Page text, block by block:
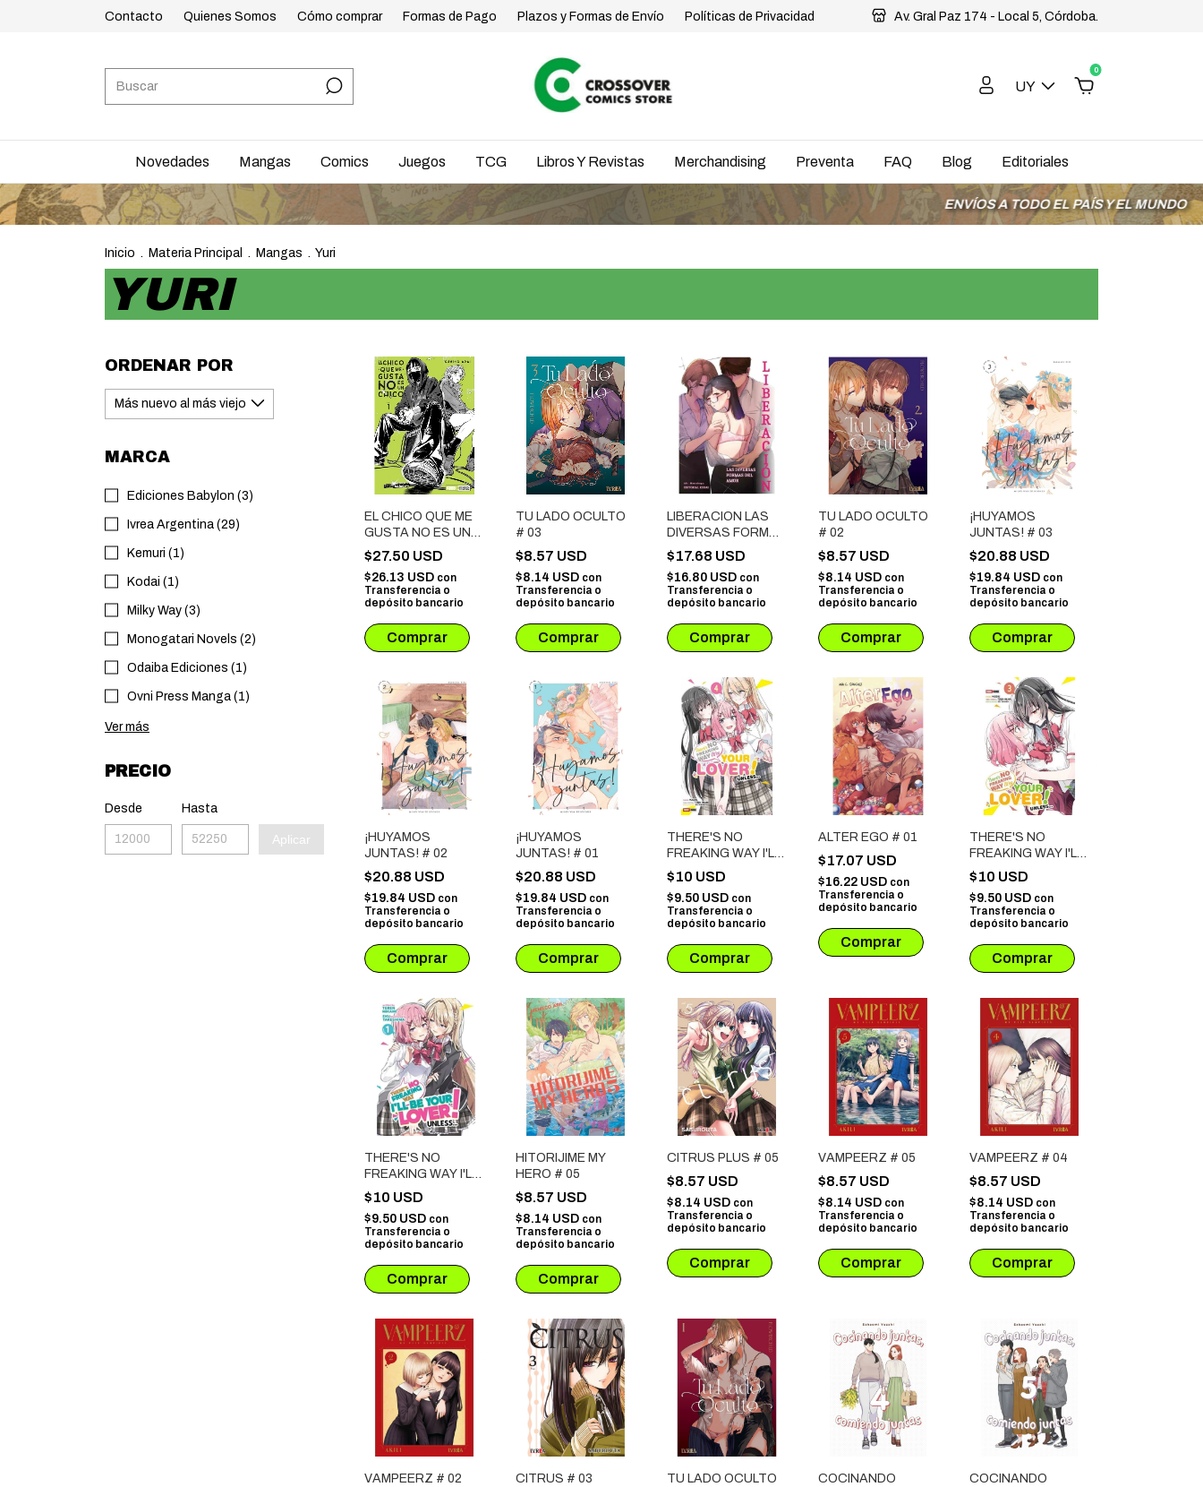
Contacto Quienes Somos Cómo comprar Formas de Pago Plazos y Formas de Envío Políticas de Privacidad Av. Gral Paz 174 - Local 5, Córdoba.
UY
0
Novedades Mangas Comics Juegos TCG Libros Y Revistas Merchandising Preventa FAQ Blog Editoriales
ENVÍOS A TODO EL PAÍS Y EL MUNDO 3 CUOTAS SIN
Inicio . Materia Principal . Mangas . Yuri
YURI
ORDENAR POR
MARCA
Ediciones Babylon (3)
Ivrea Argentina (29)
Kemuri (1)
Kodai (1)
Milky Way (3)
Monogatari Novels (2)
Odaiba Ediciones (1)
Ovni Press Manga (1)
Ver más
PRECIO
Desde Hasta
Aplicar
EL CHICO QUE ME
GUSTA NO ES UN
CHICO # 01
$27.50 USD
$26.13 USD con
Transferencia o
depósito bancario
TU LADO OCULTO
# 03
$8.57 USD
$8.14 USD con
Transferencia o
depósito bancario
LIBERACION LAS
DIVERSAS FORMAS
DEL AMOR
$17.68 USD
$16.80 USD con
Transferencia o
depósito bancario
TU LADO OCULTO
# 02
$8.57 USD
$8.14 USD con
Transferencia o
depósito bancario
¡HUYAMOS
JUNTAS! # 03
$20.88 USD
$19.84 USD con
Transferencia o
depósito bancario
¡HUYAMOS
JUNTAS! # 02
$20.88 USD
$19.84 USD con
Transferencia o
depósito bancario
¡HUYAMOS
JUNTAS! # 01
$20.88 USD
$19.84 USD con
Transferencia o
depósito bancario
THERE'S NO
FREAKING WAY I'LL
BE YOUR LOVER!
UNLESS # 04
$10 USD
$9.50 USD con
Transferencia o
depósito bancario
ALTER EGO # 01
$17.07 USD
$16.22 USD con
Transferencia o
depósito bancario
THERE'S NO
FREAKING WAY I'LL
BE YOUR LOVER!
UNLESS # 03
$10 USD
$9.50 USD con
Transferencia o
depósito bancario
THERE'S NO
FREAKING WAY I'LL
BE YOUR LOVER!
UNLESS # 01
$10 USD
$9.50 USD con
Transferencia o
depósito bancario
HITORIJIME MY
HERO # 05
$8.57 USD
$8.14 USD con
Transferencia o
depósito bancario
CITRUS PLUS # 05
$8.57 USD
$8.14 USD con
Transferencia o
depósito bancario
VAMPEERZ # 05
$8.57 USD
$8.14 USD con
Transferencia o
depósito bancario
VAMPEERZ # 04
$8.57 USD
$8.14 USD con
Transferencia o
depósito bancario
VAMPEERZ # 02 CITRUS # 03
TU LADO OCULTO
COCINANDO
COCINANDO